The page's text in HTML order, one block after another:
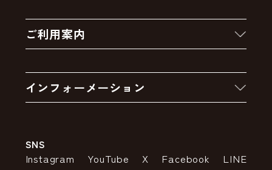
クーポン
卸販売・大量注文
アウトレットセール
ご利用案内
お支払いについて
インフォーメーション
特定商取引法の表示
SNS
Instagram YouTube X Facebook LINE